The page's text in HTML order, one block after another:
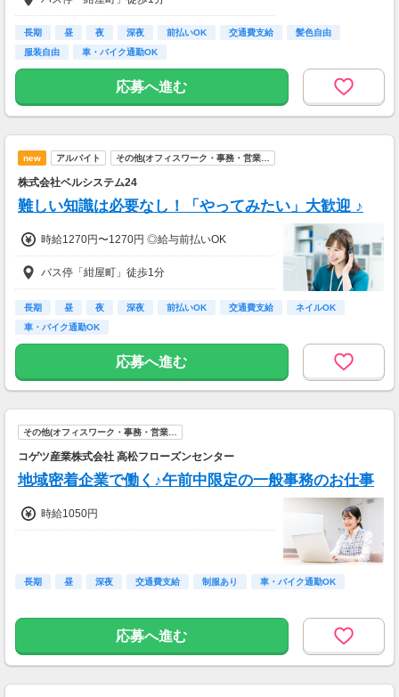
◎基本時給は1270円
◎研修中も時給は同じ
長期 昼 夜 深夜 前払いOK 交通費支給
髪色自由
服装自由
車・バイク通勤OK
応募へ進む
new アルバイト その他(オフィスワーク・事務・営業…
株式会社ベルシステム24
難しい知識は必要なし！「やってみたい」大歓迎 ♪
時給1270円〜1270円 ◎給与前払いOK
バス停「紺屋町」徒歩1分
長期 昼 夜 深夜 前払いOK 交通費支給
ネイルOK
車・バイク通勤OK
応募へ進む
その他(オフィスワーク・事務・営業…
コゲツ産業株式会社 高松フローズンセンター
地域密着企業で働く♪午前中限定の一般事務のお仕事
時給1050円
長期 昼 深夜 交通費支給 制服あり 車・バイク通勤OK
応募へ進む